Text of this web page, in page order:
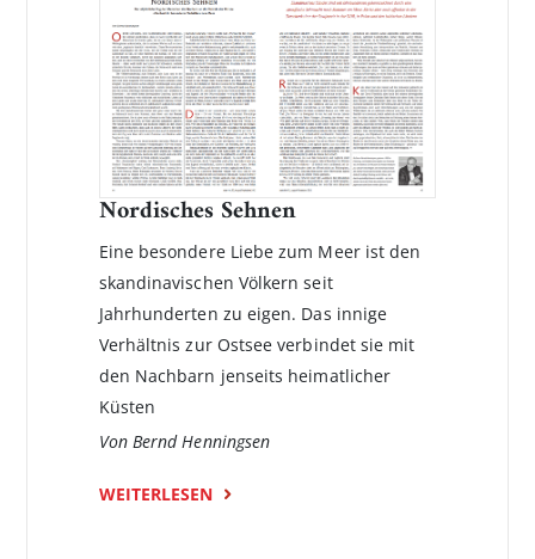
Nordisches Sehnen
Eine besondere Liebe zum Meer ist den
skandinavischen Völkern seit
Jahrhunderten zu eigen. Das innige
Verhältnis zur Ostsee verbindet sie mit
den Nachbarn jenseits heimatlicher
Küsten
Von Bernd Henningsen
WEITERLESEN